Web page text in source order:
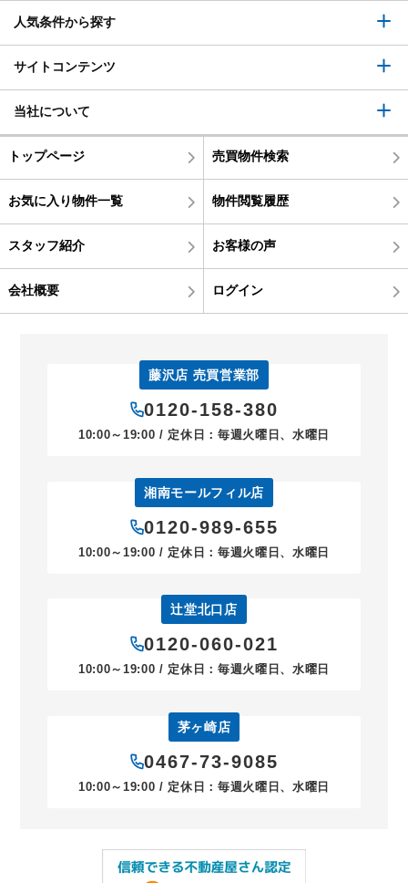
人気条件から探す
サイトコンテンツ
当社について
トップページ 売買物件検索
お気に入り物件一覧 物件閲覧履歴
スタッフ紹介 お客様の声
会社概要 ログイン
藤沢店 売買営業部
0120-158-380
10:00～19:00 / 定休日：毎週火曜日、水曜日
湘南モールフィル店
0120-989-655
10:00～19:00 / 定休日：毎週火曜日、水曜日
辻堂北口店
0120-060-021
10:00～19:00 / 定休日：毎週火曜日、水曜日
茅ヶ崎店
0467-73-9085
10:00～19:00 / 定休日：毎週火曜日、水曜日